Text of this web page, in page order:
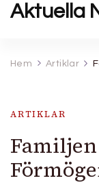
Aktuella
Hem Artiklar
ARTIKLAR